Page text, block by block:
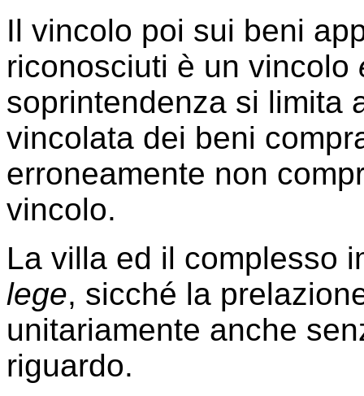
Il vincolo poi sui beni
riconosciuti è un vincolo
soprintendenza si limita
vincolata dei beni
erroneamente non
vincolo.
La villa ed il complesso
lege, sicché la
unitariamente anche
riguardo.